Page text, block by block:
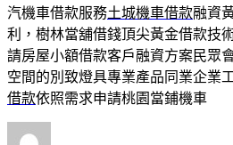
汽機車借款服務土城機車借款融資
利，樹林當舖借錢頂尖黃金借款技
請房屋小額借款客戶融資方案民眾
空間的別致燈具專業產品同業企業
借款依照需求申請桃園當鋪機車